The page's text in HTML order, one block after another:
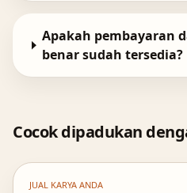
Apakah pembayaran
benar sudah tersedia?
Cocok dipadukan
JUAL KARYA ANDA